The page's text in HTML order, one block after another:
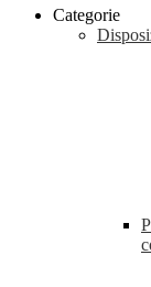
Categorie